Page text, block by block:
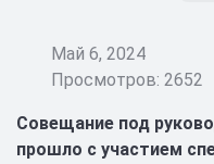
Май 6, 2024
Просмотров: 2652
Совещание под
прошло с участием